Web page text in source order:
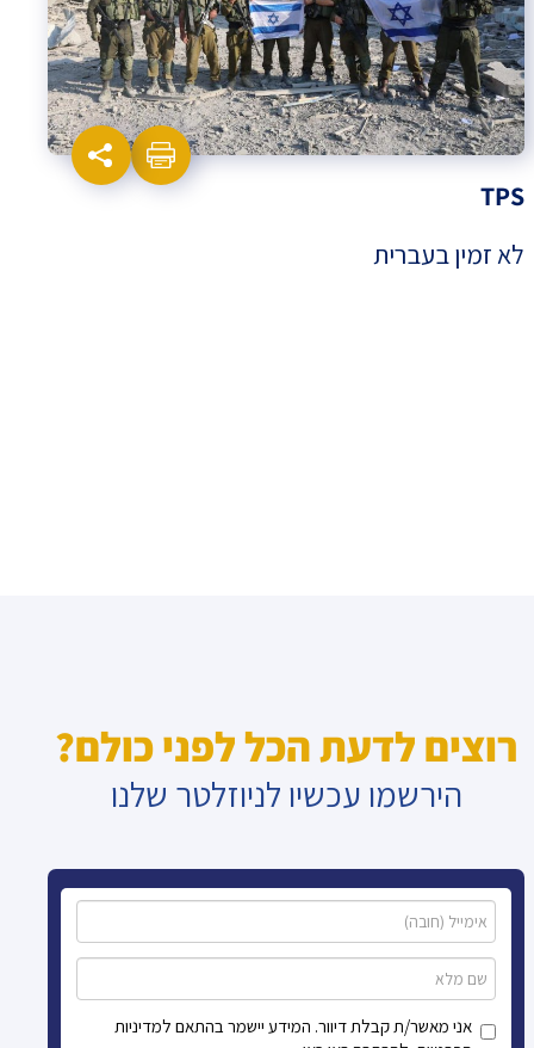
TPS
לא זמין בעברית
רוצים לדעת הכל לפני כולם?
הירשמו עכשיו לניוזלטר שלנו
אני מאשר/ת קבלת דיוור. המידע יישמר בהתאם למדיניות